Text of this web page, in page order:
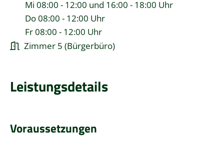
Mi 08:00 - 12:00 und 16:00 - 18:00 Uhr
Do08:00 - 12:00 Uhr
Fr08:00 - 12:00 Uhr
Zimmer 5 (Bürgerbüro)
Leistungsdetails
Voraussetzungen